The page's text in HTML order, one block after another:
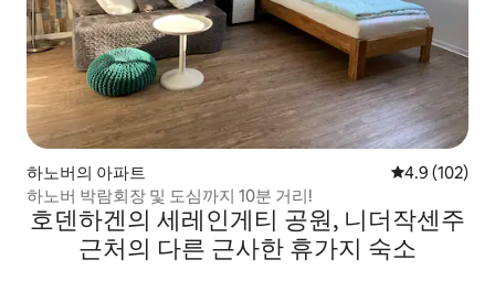
하노버의 아파트 평점 4.9점(5
4.9 (102)
하노버 박람회장 및 도심까지 10분 거리!
호덴하겐의 세레인게티 공원, 니더작센주
근처의 다른 근사한 휴가지 숙소